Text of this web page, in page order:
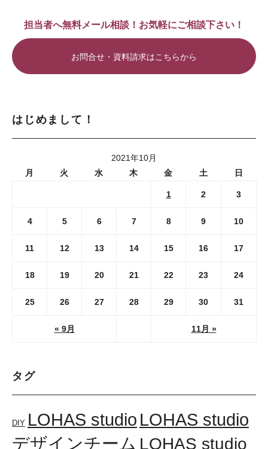
担当者へ無料メール相談！お気軽にご相談下さい！
お問合せ・資料請求はこちらから
はじめまして！
2021年10月
月
火 水 木 金 土 日
« 9月 11月 »
1 2 3
4 5 6 7 8 9 10
11 12 13 14 15 16 17
18 19 20 21 22 23 24
25 26 27 28 29 30 31
タグ
DIY LOHAS studio LOHAS studio
デザインチーム LOHAS studio